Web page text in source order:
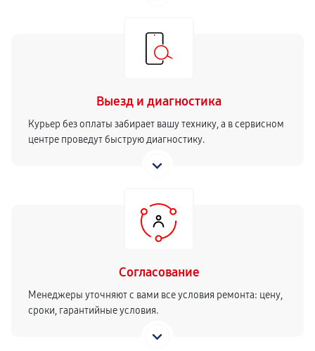
Выезд и диагностика
Курьер без оплаты забирает вашу технику, а в сервисном
центре проведут быструю диагностику.
Согласование
Менеджеры уточняют с вами все условия ремонта: цену,
сроки, гарантийные условия.